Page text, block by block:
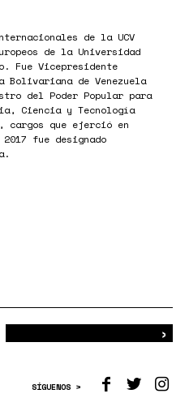
de la UCV
de la Universidad
Fue Vicepresidente
Bolivariana de Venezuela
del Poder Popular para
Ciencia y Tecnología
cargos que ejerció en
fue designado
›
SÍGUENOS >